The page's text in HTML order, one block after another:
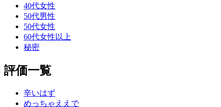
40代女性
50代男性
50代女性
60代女性以上
秘密
評価一覧
辛いはず
めっちゃええで